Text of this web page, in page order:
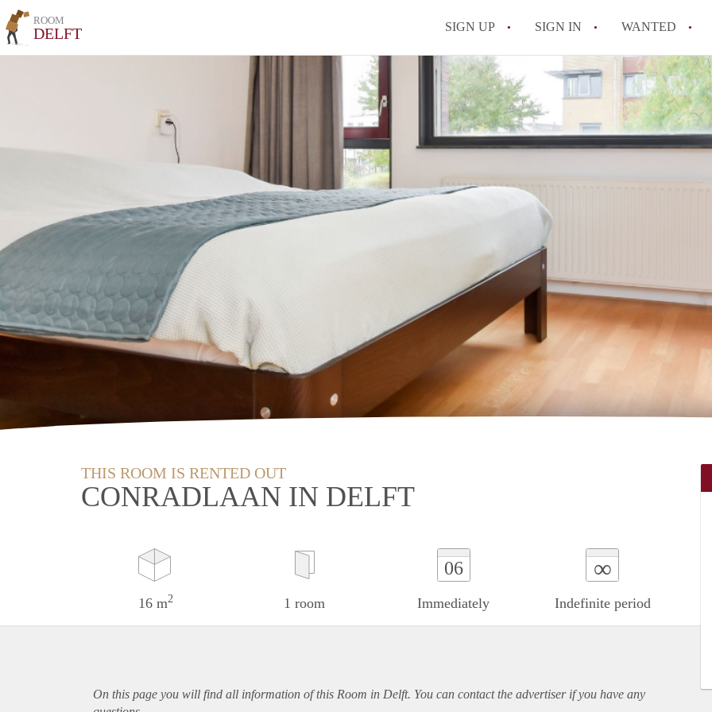
ROOM
DELFT SIGN UP SIGN IN WANTED
THIS ROOM IS RENTED OUT
CONRADLAAN IN DELFT
16 m2 1 room
06
Immediately
∞
Indefinite period
On this page you will find all information of this Room in Delft. You can contact the advertiser if you have any